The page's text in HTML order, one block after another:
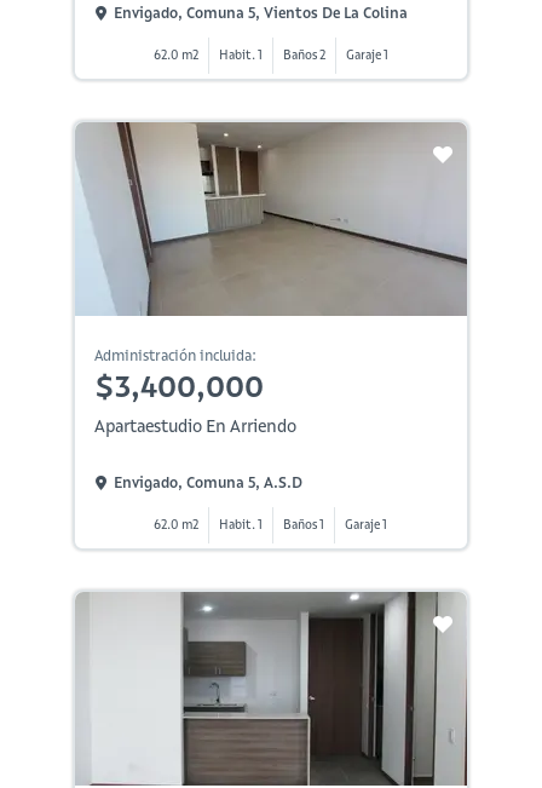
Envigado, Comuna 5, Vientos De La Colina
62.0 m2 Habit. 1 Baños 2 Garaje 1
Administración incluida:
$3,400,000
Apartaestudio En Arriendo
Envigado, Comuna 5, A.s.d
62.0 m2 Habit. 1 Baños 1 Garaje 1